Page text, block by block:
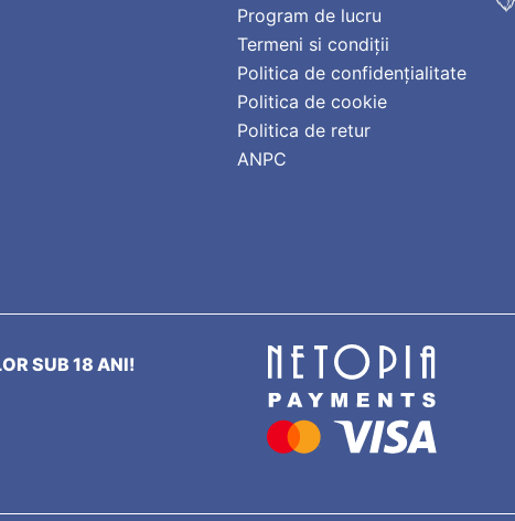
Program de lucru
Termeni si condiții
Politica de confidențialitate
Politica de cookie
Politica de retur
ANPC
SUB 18 ANI!